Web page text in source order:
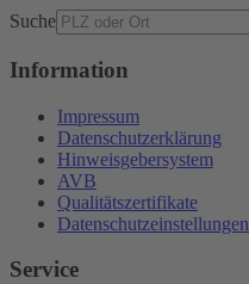
Suche
Information
Impressum
Datenschutzerklärung
Hinweisgebersystem
AVB
Qualitätszertifikate
Datenschutzeinstellungen
Service